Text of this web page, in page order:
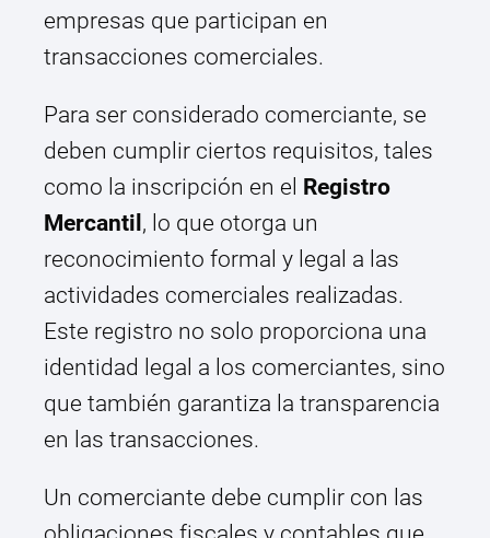
empresas que participan en
transacciones comerciales.
Para ser considerado comerciante, se
deben cumplir ciertos requisitos, tales
como la inscripción en el Registro
Mercantil , lo que otorga un
reconocimiento formal y legal a las
actividades comerciales realizadas.
Este registro no solo proporciona una
identidad legal a los comerciantes, sino
que también garantiza la transparencia
en las transacciones.
Un comerciante debe cumplir con las